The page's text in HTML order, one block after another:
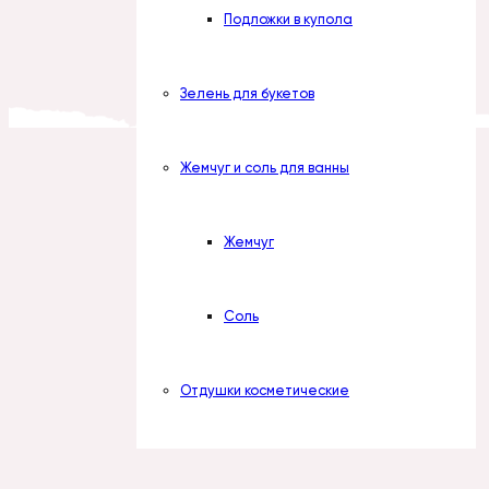
Подложки в купола
Зелень для букетов
Жемчуг и соль для ванны
Жемчуг
Соль
Отдушки косметические